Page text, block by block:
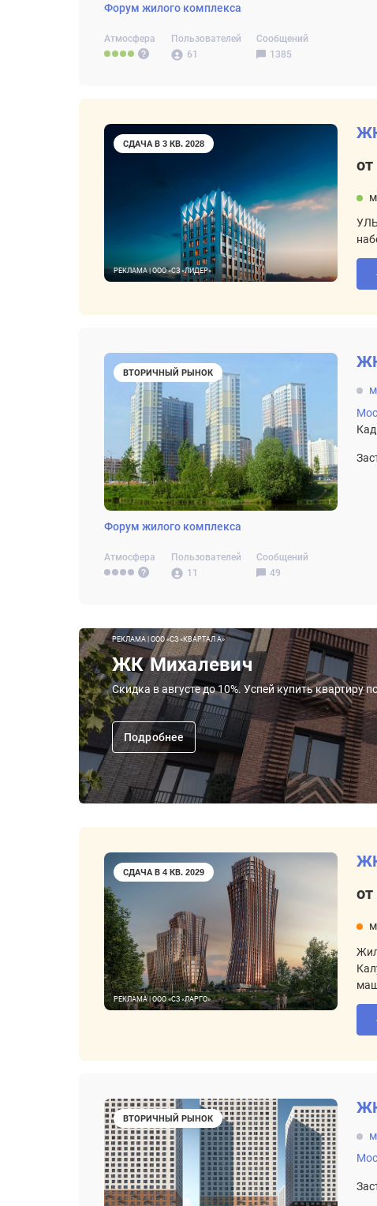
Форум жилого комплекса
Атмосфера
Пользователей
61
Сообщений
1385
СДАЧА В 3 КВ. 2028
РЕКЛАМА | ООО «СЗ «ЛИДЕР»
ВТОРИЧНЫЙ РЫНОК
Форум жилого комплекса
Атмосфера
Пользователей
11
Сообщений
49
РЕКЛАМА | ООО «СЗ «КВАРТАЛ А»
ЖК Михалевич
Скидка в августе до 10%. Успей купить
Подробнее
СДАЧА В 4 КВ. 2029
РЕКЛАМА | ООО «СЗ «ЛАРГО»
ВТОРИЧНЫЙ РЫНОК